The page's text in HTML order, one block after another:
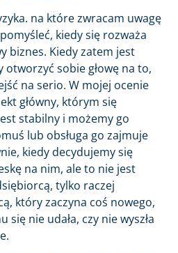
na które zwracam uwagę
kiedy się rozważa
biznes. Kiedy zatem jest
otworzyć sobie głowę na to,
na serio. W mojej ocenie
główny, którym się
stabilny i możemy go
lub obsługa go zajmuje
kiedy decydujemy się
na nim, ale to nie jest
tylko raczej
który zaczyna coś nowego,
nie udała, czy nie wyszła